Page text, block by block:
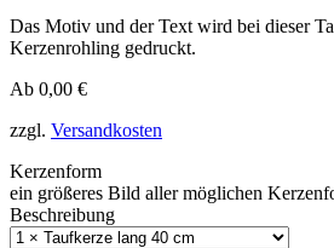
Das Motiv und der Text wird bei dieser
Kerzenrohling gedruckt.
Ab 0,00 €
zzgl. Versandkosten
Kerzenform
ein größeres Bild aller möglichen
Beschreibung